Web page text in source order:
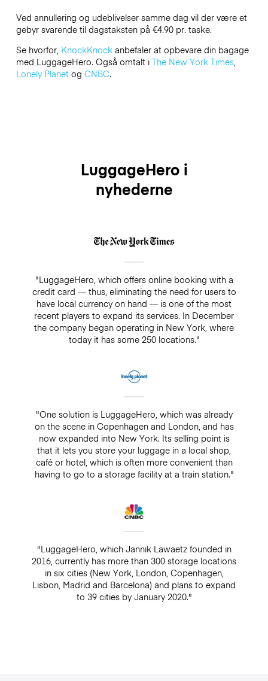
Ved annullering og udeblivelser samme dag vil der være et
gebyr svarende til dagstaksten på €4.90 pr. taske.
Se hvorfor, KnockKnockanbefaler at opbevare din bagage
med LuggageHero. Også omtalt i The New York Times,
Lonely Planetog CNBC.
LuggageHero i
nyhederne
"LuggageHero, which offers online booking with a
credit card — thus, eliminating the need for users to
have local currency on hand — is one of the most
recent players to expand its services. In December
the company began operating in New York, where
today it has some 250 locations."
"One solution is LuggageHero, which was already
on the scene in Copenhagen and London, and has
now expanded into New York. Its selling point is
that it lets you store your luggage in a local shop,
café or hotel, which is often more convenient than
having to go to a storage facility at a train station."
"LuggageHero, which Jannik Lawaetz founded in
2016, currently has more than 300 storage locations
in six cities (New York, London, Copenhagen,
Lisbon, Madrid and Barcelona) and plans to expand
to 39 cities by January 2020."